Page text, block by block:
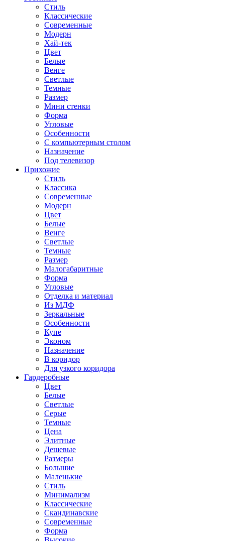
Стиль
Классические
Современные
Модерн
Хай-тек
Цвет
Белые
Венге
Светлые
Темные
Размер
Мини стенки
Форма
Угловые
Особенности
С компьютерным столом
Назначение
Под телевизор
Прихожие
Стиль
Классика
Современные
Модерн
Цвет
Белые
Венге
Светлые
Темные
Размер
Малогабаритные
Форма
Угловые
Отделка и материал
Из МДФ
Зеркальные
Особенности
Купе
Эконом
Назначение
В коридор
Для узкого коридора
Гардеробные
Цвет
Белые
Светлые
Серые
Темные
Цена
Элитные
Дешевые
Размеры
Большие
Маленькие
Стиль
Минимализм
Классические
Скандинавские
Современные
Форма